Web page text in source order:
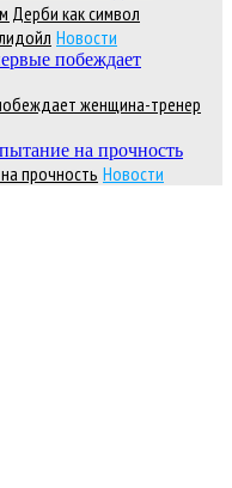
Дерби как символ
Новости
женщина-тренер
прочность Новости